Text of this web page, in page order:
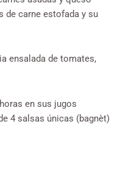
de carne estofada y su
ensalada de tomates,
en sus jugos
4 salsas únicas (bagnèt)